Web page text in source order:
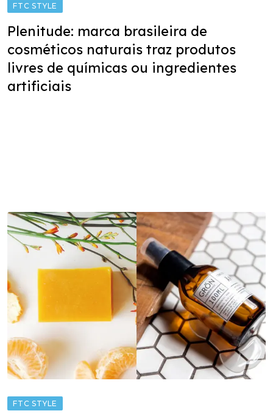
FTC STYLE
Plenitude: marca brasileira de
cosméticos naturais traz produtos
livres de químicas ou ingredientes
artificiais
FTC STYLE